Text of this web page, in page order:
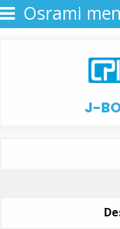
Osrami
J-